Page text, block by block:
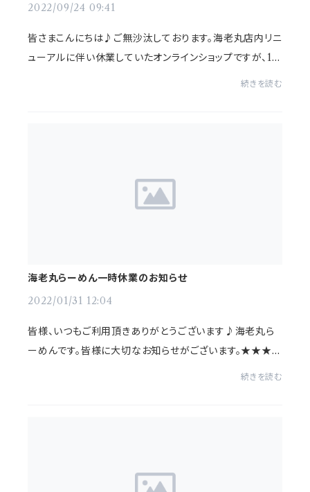
2022/09/24 09:41
皆さまこんにちは♪ご無沙汰しております。海老丸店内リニ
ューアルに伴い休業していたオンラインショップですが、10
月上旬から再開いたします！大変長らくお待たせいたしま
続きを読む
海老丸らーめん一時休業のお知らせ
2022/01/31 12:04
皆様、いつもご利用頂きありがとうございます♪海老丸ら
ーめんです。皆様に大切なお知らせがございます。★★★★
★★★★★★★★★★★★★★海老丸らーめんは2月21
続きを読む